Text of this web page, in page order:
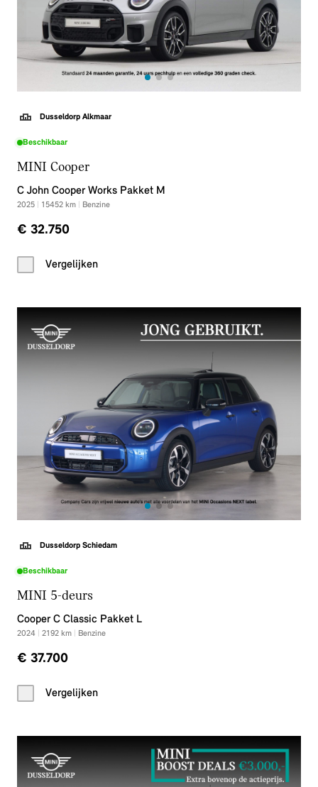
Dusseldorp Alkmaar
Beschikbaar
MINI Cooper
C John Cooper Works Pakket M
2025 15452 km Benzine
€ 32.750
Vergelijken
Dusseldorp Schiedam
Beschikbaar
MINI 5-deurs
Cooper C Classic Pakket L
2024 2192 km Benzine
€ 37.700
Vergelijken